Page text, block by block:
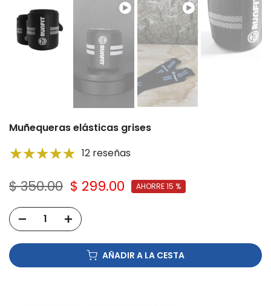
Muñequeras elásticas grises
12 reseñas
$ 350.00 $ 299.00 AHORRE 15 %
AÑADIR A LA CESTA